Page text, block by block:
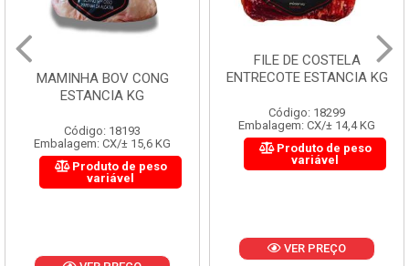
MAMINHA BOV CONG
ESTANCIA KG
Código: 18193
Embalagem: CX/± 15,6 KG
Produto de peso
variável
FILE DE COSTELA
ENTRECOTE ESTANCIA KG
Código: 18299
Embalagem: CX/± 14,4 KG
Produto de peso
variável
VER PREÇO